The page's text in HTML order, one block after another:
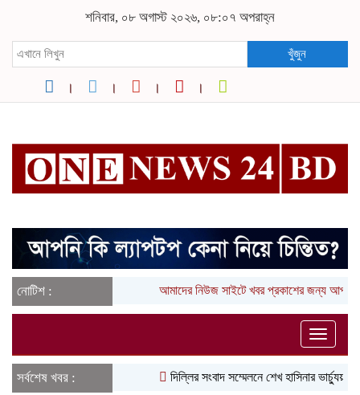
শনিবার, ০৮ অগাস্ট ২০২৬, ০৮:০৭ অপরাহ্ন
খুঁজুন
নোটিশ : আমাদের নিউজ সাইটে খবর প্রকাশের জন্য
Toggle
সর্বশেষ খবর :
দিল্লির সংবাদ সম্মেলনে শেখ হাসিনার